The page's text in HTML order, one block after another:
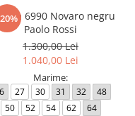
6990 Novaro negru
Paolo Rossi
1.300,00 Lei
1.040,00 Lei
Marime:
27 30 31 32
48
50
52 54 62 64